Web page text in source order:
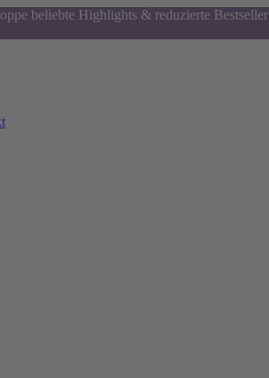
beliebte Highlights & reduzierte Bestseller